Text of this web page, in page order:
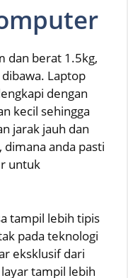
dan berat 1.5kg,
Laptop
dengan
kecil sehingga
jarak jauh dan
dimana anda pasti
untuk
tampil lebih tipis
pada teknologi
eksklusif dari
tampil lebih